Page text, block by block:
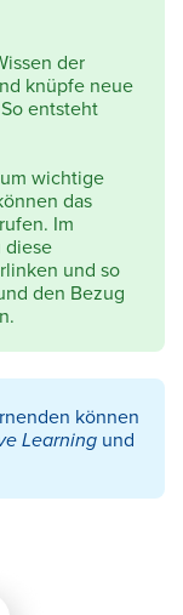
der
knüpfe neue
entsteht
um wichtige
das
Im
diese
und so
den Bezug
können
Learning und